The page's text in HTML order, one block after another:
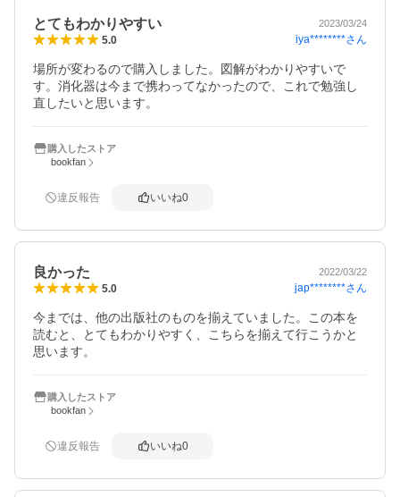
とてもわかりやすい 2023/03/24
5.0 iya********さん
場所が変わるので購入しました。図解がわかりやすいで
す。消化器は今まで携わってなかったので、これで勉強し
直したいと思います。
購入したストア
bookfan
違反報告 いいね0
良かった 2022/03/22
5.0 jap********さん
今までは、他の出版社のものを揃えていました。この本を
読むと、とてもわかりやすく、こちらを揃えて行こうかと
思います。
購入したストア
bookfan
違反報告 いいね0